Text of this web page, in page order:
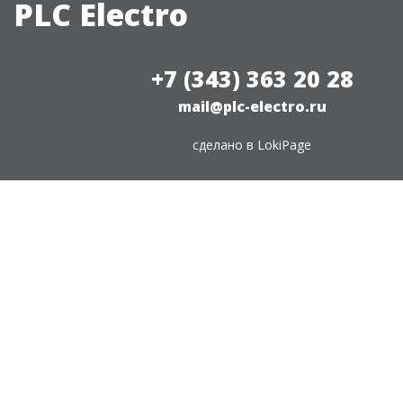
PLC Electro
+7 (343) 363 20 28
mail@plc-electro.ru
сделано в LokiPage